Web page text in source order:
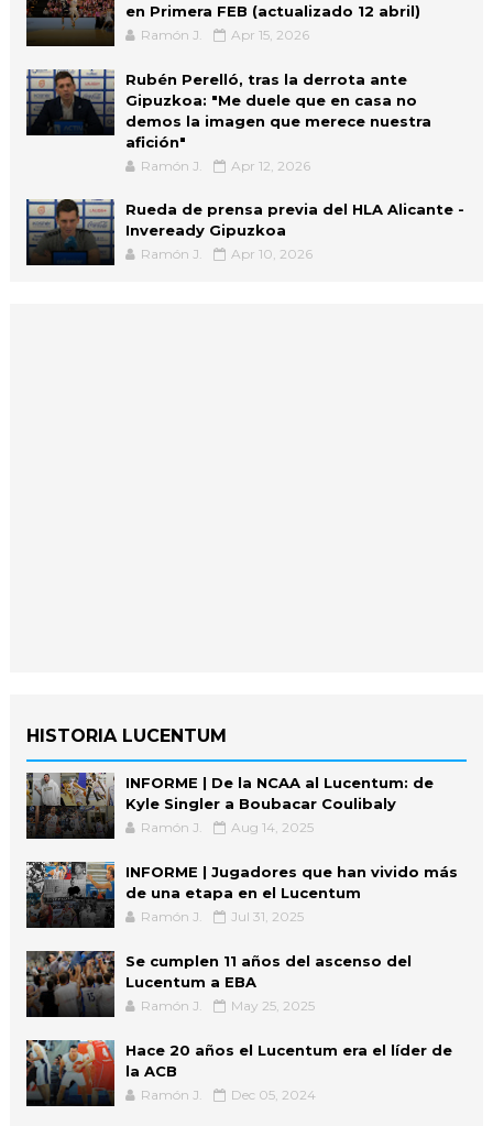
en Primera FEB (actualizado 12 abril)
Ramón J. Apr 15, 2026
Rubén Perelló, tras la derrota ante
Gipuzkoa: "Me duele que en casa no
demos la imagen que merece nuestra
afición"
Ramón J. Apr 12, 2026
Rueda de prensa previa del HLA Alicante -
Inveready Gipuzkoa
Ramón J. Apr 10, 2026
HISTORIA LUCENTUM
INFORME | De la NCAA al Lucentum: de
Kyle Singler a Boubacar Coulibaly
Ramón J. Aug 14, 2025
INFORME | Jugadores que han vivido más
de una etapa en el Lucentum
Ramón J. Jul 31, 2025
Se cumplen 11 años del ascenso del
Lucentum a EBA
Ramón J. May 25, 2025
Hace 20 años el Lucentum era el líder de
la ACB
Ramón J. Dec 05, 2024